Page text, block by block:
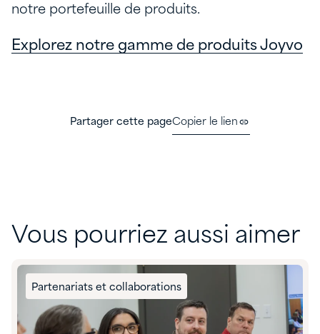
notre portefeuille de produits.
Explorez notre gamme de produits Joyvo
Partager cette pageCopier le lien
Vous pourriez aussi aimer
Partenariats et collaborations